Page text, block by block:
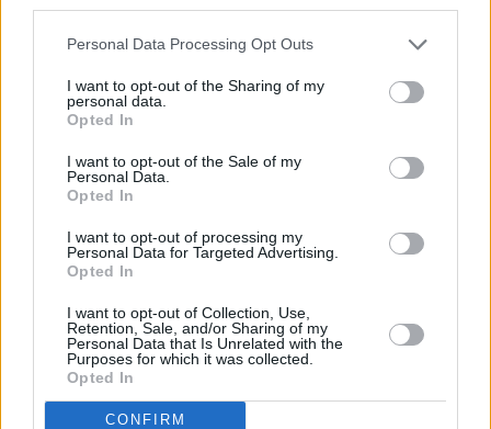
negar su consentimiento. Tenga en cuenta que algún
de su consentimiento, pero usted tiene el derecho de
rechazar tal procesamiento. Sus preferencias se aplicarán
cualquier momento entrando de nuevo en este sitio web o
visitando nuestra política de privacidad.
Personal Data Processing Opt Outs
I want to opt-out of the Sharing of my
personal data.
Opted In
I want to opt-out of the Sale of my
Personal Data.
Opted In
I want to opt-out of processing my
Personal Data for Targeted Advertising.
Opted In
I want to opt-out of Collection, Use,
Retention, Sale, and/or Sharing of my
Personal Data that Is Unrelated with the
Purposes for which it was collected.
Opted In
CONFIRM